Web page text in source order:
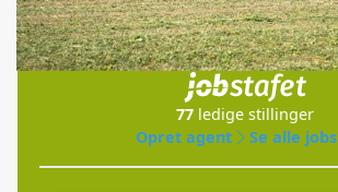
Jobs
i samarbejde med
77 ledige stillinger
Opret agent
Se alle jobs